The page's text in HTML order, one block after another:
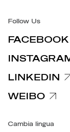
Follow Us
FACEBOOK
LINKEDIN
WEIBO
Cambia lingua